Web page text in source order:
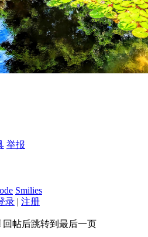
举报
Smilies
录 | 注册
回帖后跳转到最后一页